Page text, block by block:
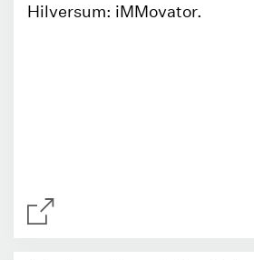
Hilversum: iMMovator.